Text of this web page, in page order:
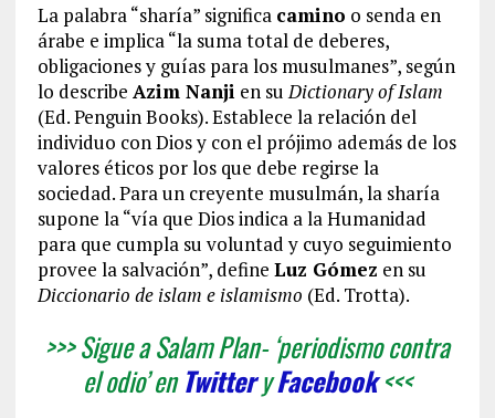
La palabra “sharía” significa camino o senda en
árabe e implica “la suma total de deberes,
obligaciones y guías para los musulmanes”, según
lo describe Azim Nanji en suDictionary of Islam
(Ed. Penguin Books). Establece la relación del
individuo con Dios y con el prójimo además de los
valores éticos por los que debe regirse la
sociedad. Para un creyente musulmán, la sharía
supone la “vía que Dios indica a la Humanidad
para que cumpla su voluntad y cuyo seguimiento
provee la salvación”, define Luz Gómez en su
Diccionario de islam e islamismo (Ed. Trotta).
>>> Sigue a Salam Plan- ‘periodismo contra
el odio’ enTwitteryFacebook<<<